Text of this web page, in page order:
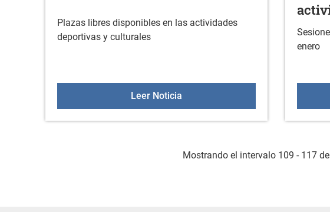
Plazas libres disponibles en las actividades
deportivas y culturales
Leer NoticiaPlazas libres en las actividades
enero
Mostrando el intervalo 109 - 117